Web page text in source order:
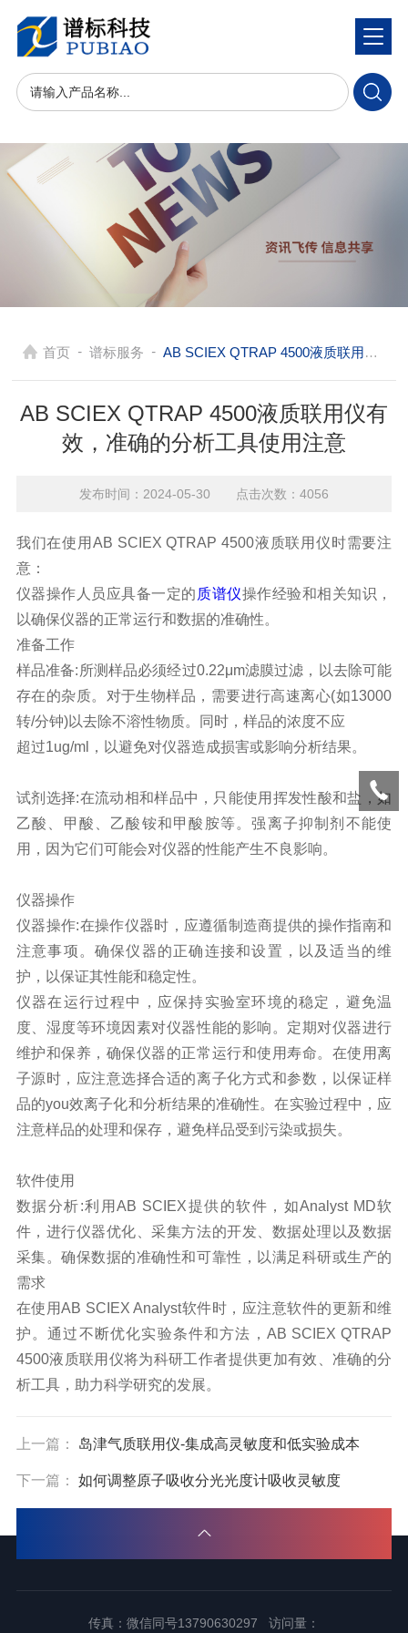
首页 - 谱标服务 - AB SCIEX QTRAP 4500液质联用仪有效，准确的分析工具使用注意
AB SCIEX QTRAP 4500液质联用仪有
效，准确的分析工具使用注意
发布时间：2024-05-30 点击次数：4056
我们在使用 AB SCIEX QTRAP 4500液质联用仪时需要注
意：
仪器操作人员应具备一定的 质谱仪操作经验和相关知识，
以确保仪器的正常运行和数据的准确性。
准备工作
样品准备:所测样品必须经过0.22μm滤膜过滤，以去除可能
存在的杂质。对于生物样品，需要进行高速离心(如13000
转/分钟)以去除不溶性物质。同时，样品的浓度不应
超过1ug/ml，以避免对仪器造成损害或影响分析结果。
试剂选择:在流动相和样品中，只能使用挥发性酸和盐，如
乙酸、甲酸、乙酸铵和甲酸胺等。强离子抑制剂不能使
用，因为它们可能会对仪器的性能产生不良影响。
仪器操作
仪器操作:在操作仪器时，应遵循制造商提供的操作指南和
注意事项。确保仪器的正确连接和设置，以及适当的维
护，以保证其性能和稳定性。
仪器在运行过程中，应保持实验室环境的稳定，避免温
度、湿度等环境因素对仪器性能的影响。定期对仪器进行
维护和保养，确保仪器的正常运行和使用寿命。在使用离
子源时，应注意选择合适的离子化方式和参数，以保证样
品的you效离子化和分析结果的准确性。在实验过程中，应
注意样品的处理和保存，避免样品受到污染或损失。
软件使用
数据分析:利用AB SCIEX提供的软件，如Analyst MD软
件，进行仪器优化、采集方法的开发、数据处理以及数据
采集。确保数据的准确性和可靠性，以满足科研或生产的
需求
在使用AB SCIEX Analyst软件时，应注意软件的更新和维
护。通过不断优化实验条件和方法， AB SCIEX QTRAP
4500液质联用仪将为科研工作者提供更加有效、准确的分
析工具，助力科学研究的发展。
上一篇： 岛津气质联用仪-集成高灵敏度和低实验成本
下一篇： 如何调整原子吸收分光光度计吸收灵敏度
传真：微信同号13790630297 访问量：